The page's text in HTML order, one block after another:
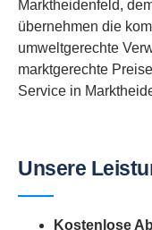
Marktheidenfeld,
übernehmen die
umweltgerechte
marktgerechte
Service in
Unsere
Kostenlose